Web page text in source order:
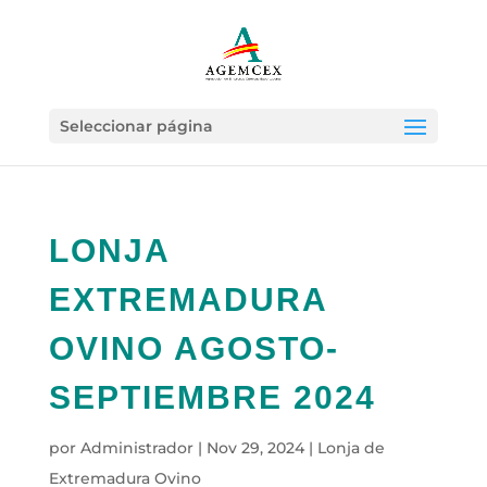
Seleccionar página
LONJA
EXTREMADURA
OVINO AGOSTO-
SEPTIEMBRE 2024
por Administrador| Nov 29, 2024| Lonja de
Extremadura Ovino